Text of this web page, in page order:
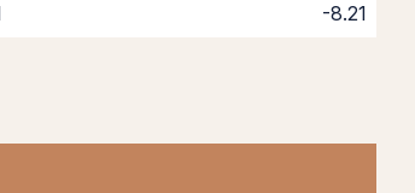
-8.21